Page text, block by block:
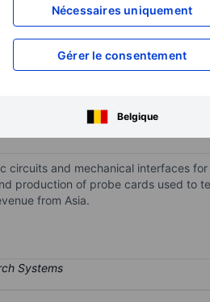
Nécessaires uniquement
Gérer le consentement
Belgique
XXXXXXX
XXXXXXX
circuits and mechanical interfaces
production of probe cards used to
from Asia.